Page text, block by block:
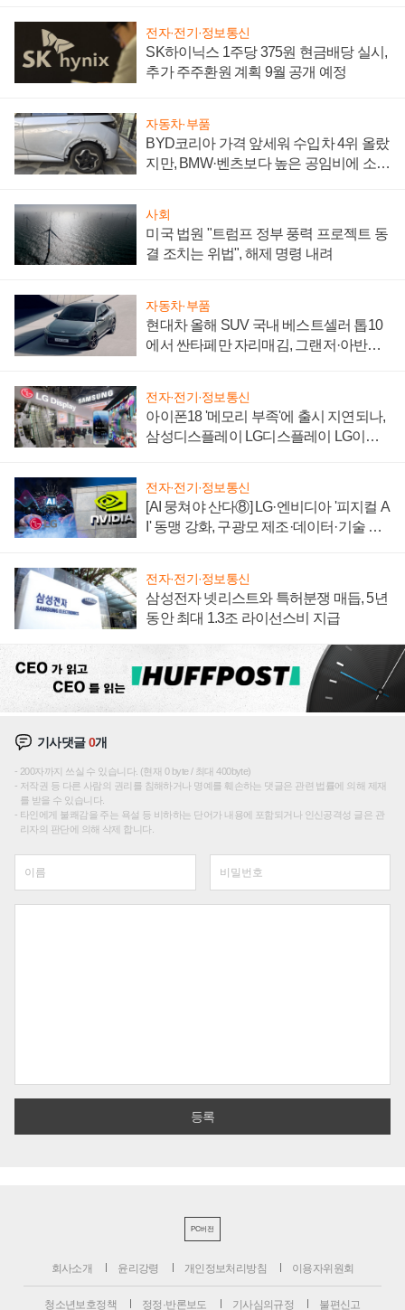
전자·전기·정보통신
SK하이닉스 1주당 375원 현금배당 실시,
추가 주주환원 계획 9월 공개 예정
자동차·부품
BYD코리아 가격 앞세워 수입차 4위 올랐
지만, BMW·벤츠보다 높은 공임비에 소비
사회
미국 법원 "트럼프 정부 풍력 프로젝트 동
결 조치는 위법", 해제 명령 내려
자동차·부품
현대차 올해 SUV 국내 베스트셀러 톱10
에서 싼타페만 자리매김, 그랜저·아반떼
전자·전기·정보통신
아이폰18 '메모리 부족'에 출시 지연되나,
삼성디스플레이 LG디스플레이 LG이노
전자·전기·정보통신
[AI 뭉쳐야 산다⑧] LG·엔비디아 '피지컬 A
I' 동맹 강화, 구광모 제조·데이터·기술 결
전자·전기·정보통신
삼성전자 넷리스트와 특허분쟁 매듭, 5년
동안 최대 1.3조 라이선스비 지급
기사댓글0개
200자까지 쓰실 수 있습니다. (현재 0 byte / 최대 400byte)
저작권 등 다른 사람의 권리를 침해하거나 명예를 훼손하는 댓글은 관련 법률에 의해 제재
를 받을 수 있습니다.
타인에게 불쾌감을 주는 욕설 등 비하하는 단어가 내용에 포함되거나 인신공격성 글은 관
리자의 판단에 의해 삭제 합니다.
PC버전
회사소개 윤리강령 개인정보처리방침 이용자위원회
청소년보호정책 정정·반론보도 기사심의규정 불편신고